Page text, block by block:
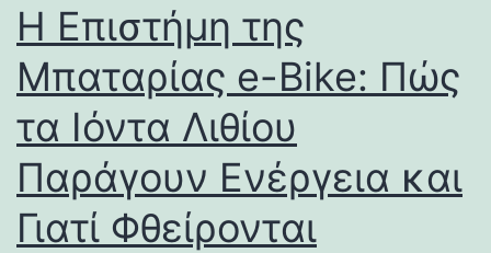
Η Επιστήμη της
Μπαταρίας e-Bike: Πώς
τα Ιόντα Λιθίου
Παράγουν Ενέργεια και
Γιατί Φθείρονται